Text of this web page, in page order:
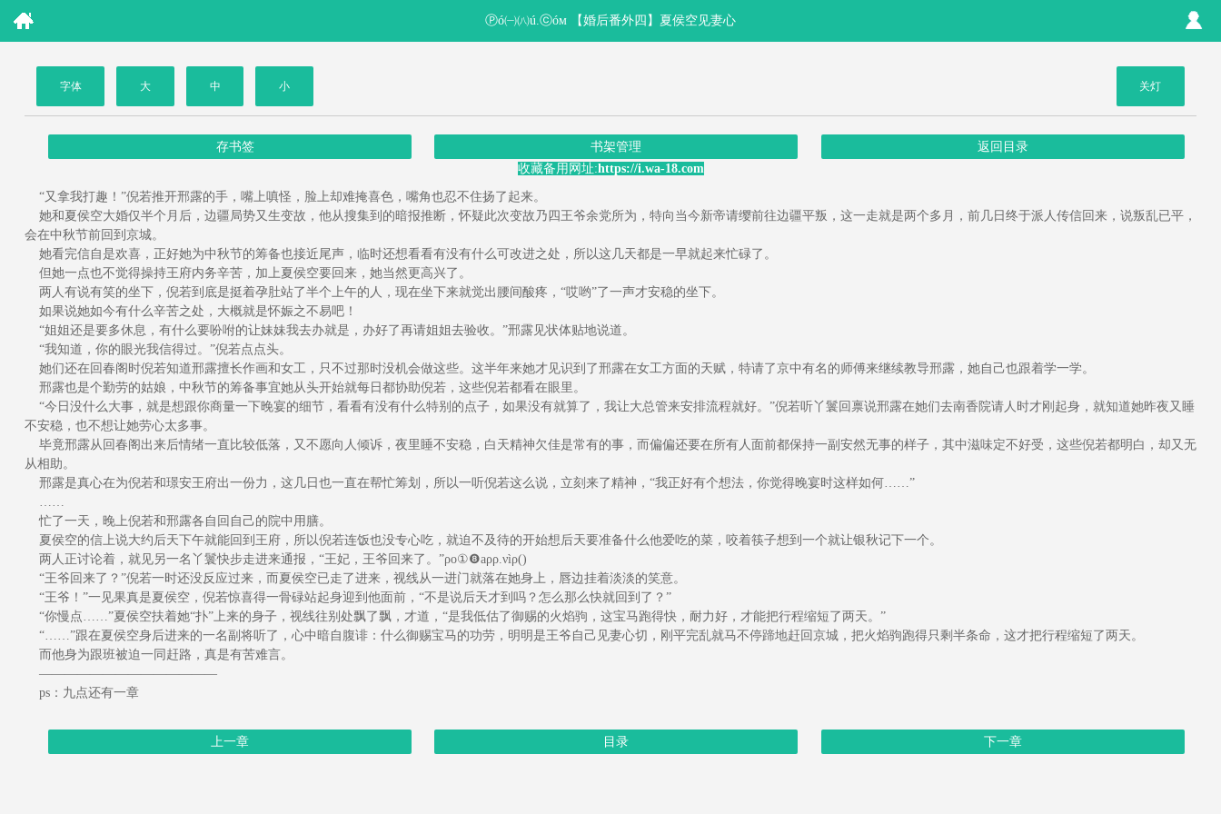
Ⓟó㈠㈧ú.ⓒóм 【婚后番外四】夏侯空见妻心
字体 大 中 小 关灯
存书签 书架管理
返回目录
收藏备用网址:https://i.wa-18.com
“又拿我打趣！”倪若推开邢露的手，嘴上嗔怪，脸上却难掩喜色，嘴角也忍不住扬了起来。
她和夏侯空大婚仅半个月后，边疆局势又生变故，他从搜集到的暗报推断，怀疑此次变故乃四王爷余党所为，特向当今新帝请缨前往边疆平叛，这一走就是两个多月，前几日终于派人传信回来，说叛乱已平，
会在中秋节前回到京城。
她看完信自是欢喜，正好她为中秋节的筹备也接近尾声，临时还想看看有没有什么可改进之处，所以这几天都是一早就起来忙碌了。
但她一点也不觉得操持王府内务辛苦，加上夏侯空要回来，她当然更高兴了。
两人有说有笑的坐下，倪若到底是挺着孕肚站了半个上午的人，现在坐下来就觉出腰间酸疼，“哎哟”了一声才安稳的坐下。
如果说她如今有什么辛苦之处，大概就是怀娠之不易吧！
“姐姐还是要多休息，有什么要吩咐的让妹妹我去办就是，办好了再请姐姐去验收。”邢露见状体贴地说道。
“我知道，你的眼光我信得过。”倪若点点头。
她们还在回春阁时倪若知道邢露擅长作画和女工，只不过那时没机会做这些。这半年来她才见识到了邢露在女工方面的天赋，特请了京中有名的师傅来继续教导邢露，她自己也跟着学一学。
邢露也是个勤劳的姑娘，中秋节的筹备事宜她从头开始就每日都协助倪若，这些倪若都看在眼里。
“今日没什么大事，就是想跟你商量一下晚宴的细节，看看有没有什么特别的点子，如果没有就算了，我让大总管来安排流程就好。”倪若听丫鬟回禀说邢露在她们去南香院请人时才刚起身，就知道她昨夜又睡
不安稳，也不想让她劳心太多事。
毕竟邢露从回春阁出来后情绪一直比较低落，又不愿向人倾诉，夜里睡不安稳，白天精神欠佳是常有的事，而偏偏还要在所有人面前都保持一副安然无事的样子，其中滋味定不好受，这些倪若都明白，却又无
从相助。
邢露是真心在为倪若和璟安王府出一份力，这几日也一直在帮忙筹划，所以一听倪若这么说，立刻来了精神，“我正好有个想法，你觉得晚宴时这样如何……”
忙了一天，晚上倪若和邢露各自回自己的院中用膳。
夏侯空的信上说大约后天下午就能回到王府，所以倪若连饭也没专心吃，就迫不及待的开始想后天要准备什么他爱吃的菜，咬着筷子想到一个就让银秋记下一个。
两人正讨论着，就见另一名丫鬟快步走进来通报，“王妃，王爷回来了。”ρo①❽аρρ.νìρ()
“王爷回来了？”倪若一时还没反应过来，而夏侯空已走了进来，视线从一进门就落在她身上，唇边挂着淡淡的笑意。
“王爷！”一见果真是夏侯空，倪若惊喜得一骨碌站起身迎到他面前，“不是说后天才到吗？怎么那么快就回到了？”
“你慢点……”夏侯空扶着她“扑”上来的身子，视线往别处飘了飘，才道，“是我低估了御赐的火焰驹，这宝马跑得快，耐力好，才能把行程缩短了两天。”
“……”跟在夏侯空身后进来的一名副将听了，心中暗自腹诽：什么御赐宝马的功劳，明明是王爷自己见妻心切，刚平完乱就马不停蹄地赶回京城，把火焰驹跑得只剩半条命，这才把行程缩短了两天。
而他身为跟班被迫一同赶路，真是有苦难言。
——————————————
ps：九点还有一章
上一章 目录 下一章